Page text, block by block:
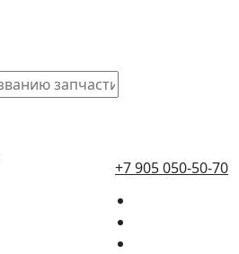
+7 905 050-50-70